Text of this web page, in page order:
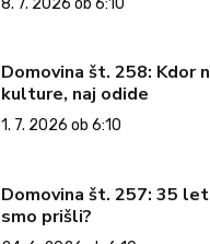
Domovina št. 258: Kdor
kulture, naj odide
1. 7. 2026 ob 6:10
Domovina št. 257: 35
smo prišli?